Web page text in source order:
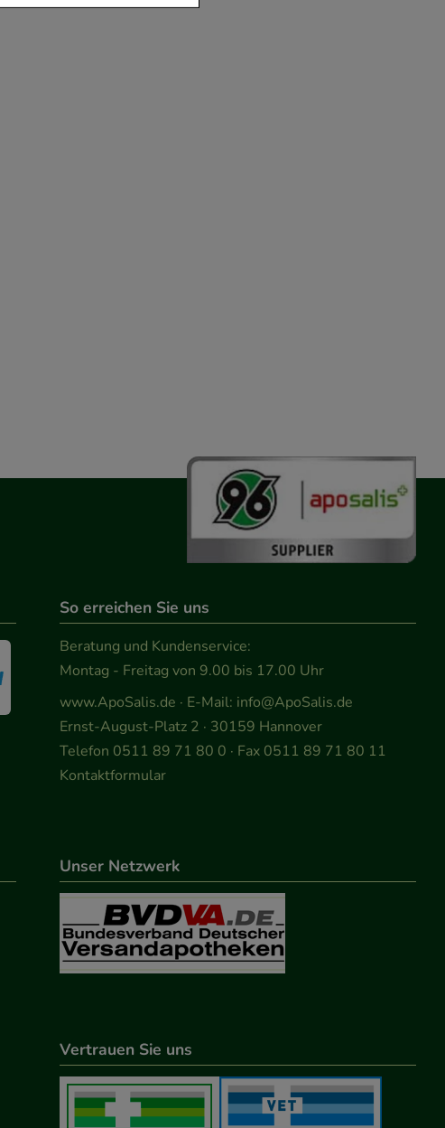
So erreichen Sie uns
Beratung und Kundenservice:
Montag - Freitag von 9.00 bis 17.00 Uhr
www.ApoSalis.de · E-Mail: info@ApoSalis.de
Ernst-August-Platz 2 · 30159 Hannover
Telefon 0511 89 71 80 0 · Fax 0511 89 71 80 11
Kontaktformular
Unser Netzwerk
Vertrauen Sie uns